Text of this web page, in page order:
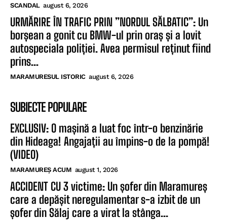
SCANDAL august 6, 2026
URMĂRIRE ÎN TRAFIC PRIN ”NORDUL SĂLBATIC”: Un
borșean a gonit cu BMW-ul prin oraș și a lovit
autospeciala poliției. Avea permisul reținut fiind
prins...
MARAMURESUL ISTORIC august 6, 2026
SUBIECTE POPULARE
EXCLUSIV: O mașină a luat foc într-o benzinărie
din Hideaga! Angajații au împins-o de la pompă!
(VIDEO)
MARAMUREȘ ACUM august 1, 2026
ACCIDENT CU 3 victime: Un șofer din Maramureș
care a depășit neregulamentar s-a izbit de un
șofer din Sălaj care a virat la stânga...